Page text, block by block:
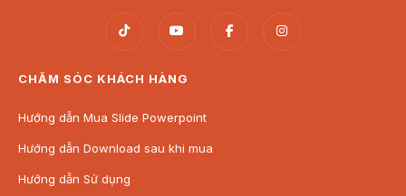
CHĂM SÓC KHÁCH HÀNG
Hướng dẫn Mua Slide Powerpoint
Hướng dẫn Download sau khi mua
Hướng dẫn Sử dụng